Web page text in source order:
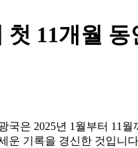
첫 11개월
국은 2025년 1월부터 11
운 기록을 경신한 것입니